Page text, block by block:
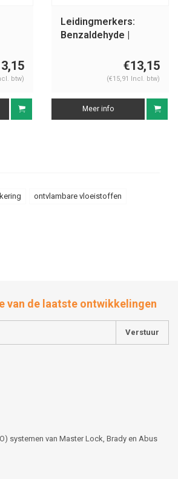
btw)
Leidingmerkers:
Benzaldehyde |
vloeistoffen
€13,15
(€15,91 Incl. btw)
Meer info
ontvlambare vloeistoffen
van de laatste ontwikkelingen
Verstuur
systemen van Master Lock, Brady en Abus